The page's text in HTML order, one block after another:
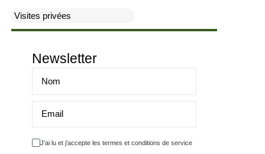
Visites privées
Newsletter
J'ai lu et j'accepte les termes et conditions de service